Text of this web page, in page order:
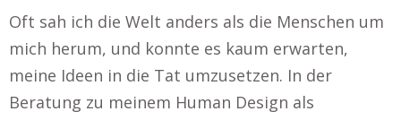
Oft sah ich die Welt anders als die Menschen um
mich herum, und konnte es kaum erwarten,
meine Ideen in die Tat umzusetzen. In der
Beratung zu meinem Human Design als